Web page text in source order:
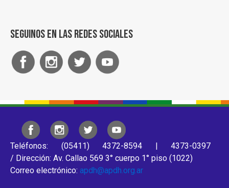
Seguinos en las redes sociales
Teléfonos: (05411) 4372-8594 | 4373-0397
/ Dirección: Av. Callao 569 3° cuerpo 1° piso (1022)
Correo electrónico: apdh@apdh.org.ar